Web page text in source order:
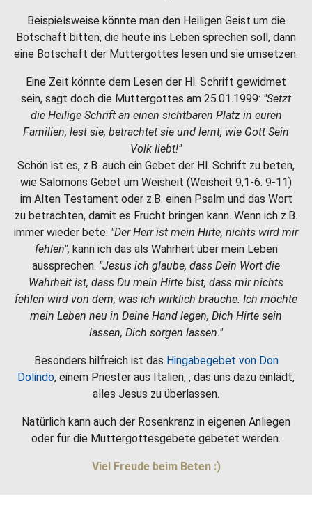
Beispielsweise könnte man den Heiligen Geist um die
Botschaft bitten, die heute ins Leben sprechen soll, dann
eine Botschaft der Muttergottes lesen und sie umsetzen.
Eine Zeit könnte dem Lesen der Hl. Schrift gewidmet
sein, sagt doch die Muttergottes am 25.01.1999: "Setzt
die Heilige Schrift an einen sichtbaren Platz in euren
Familien, lest sie, betrachtet sie und lernt, wie Gott Sein
Volk liebt!"
Schön ist es, z.B. auch ein Gebet der Hl. Schrift zu beten,
wie Salomons Gebet um Weisheit (Weisheit 9,1-6. 9-11)
im Alten Testament oder z.B. einen Psalm und das Wort
zu betrachten, damit es Frucht bringen kann. Wenn ich z.B.
immer wieder bete: "Der Herr ist mein Hirte, nichts wird mir
fehlen", kann ich das als Wahrheit über mein Leben
aussprechen. "Jesus ich glaube, dass Dein Wort die
Wahrheit ist, dass Du mein Hirte bist, dass mir nichts
fehlen wird von dem, was ich wirklich brauche. Ich möchte
mein Leben neu in Deine Hand legen, Dich Hirte sein
lassen, Dich sorgen lassen."
Besonders hilfreich ist das Hingabegebet von Don
Dolindo, einem Priester aus Italien, , das uns dazu einlädt,
alles Jesus zu überlassen.
Natürlich kann auch der Rosenkranz in eigenen Anliegen
oder für die Muttergottesgebete gebetet werden.
Viel Freude beim Beten :)